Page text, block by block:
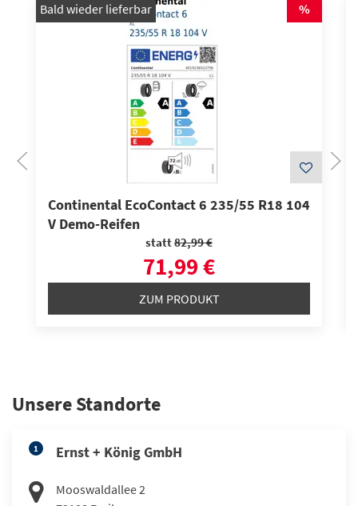
Bald wieder lieferbar %
Continental EcoContact 6 235/55 R18 104
V Demo-Reifen
statt82,99 €
71,99 €
ZUM PRODUKT
Unsere Standorte
1 Ernst + König GmbH
Mooswaldallee 2